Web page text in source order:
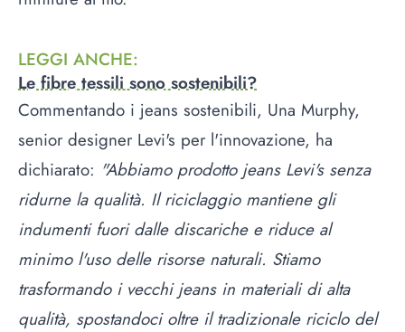
LEGGI ANCHE:
Le fibre tessili sono sostenibili?
Commentando i jeans sostenibili, Una Murphy,
senior designer Levi's per l'innovazione, ha
dichiarato: "Abbiamo prodotto jeans Levi's senza
ridurne la qualità. Il riciclaggio mantiene gli
indumenti fuori dalle discariche e riduce al
minimo l'uso delle risorse naturali. Stiamo
trasformando i vecchi jeans in materiali di alta
qualità, spostandoci oltre il tradizionale riciclo del